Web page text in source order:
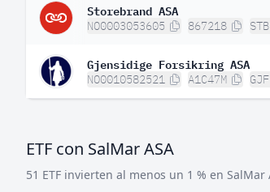
Storebrand ASA
NO0003053605 867218 STB
Gjensidige Forsikring ASA
NO0010582521 A1C47M GJF
ETF con SalMar ASA
51 ETF invierten al menos un 1 % en SalMar